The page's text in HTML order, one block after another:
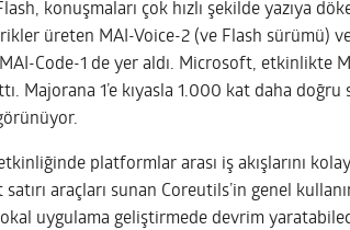
konuşmaları çok hızlı şekilde yazıya
üreten MAI-Voice-2 (ve Flash sürümü)
Code-1 de yer aldı. Microsoft, etkinlikte
Majorana 1’e kıyasla 1.000 kat daha
platformlar arası iş akışlarını
araçları sunan Coreutils’in genel
uygulama geliştirmede devrim